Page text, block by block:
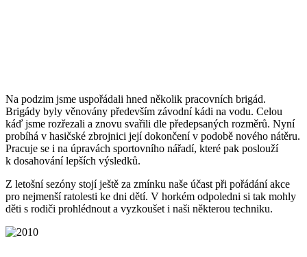
Na podzim jsme uspořádali hned několik pracovních brigád.
Brigády byly věnovány především závodní kádi na vodu. Celou
káď jsme rozřezali a znovu svařili dle předepsaných rozměrů. Nyní
probíhá v hasičské zbrojnici její dokončení v podobě nového nátěru.
Pracuje se i na úpravách sportovního nářadí, které pak poslouží
k dosahování lepších výsledků.
Z letošní sezóny stojí ještě za zmínku naše účast při pořádání akce
pro nejmenší ratolesti ke dni dětí. V horkém odpoledni si tak mohly
děti s rodiči prohlédnout a vyzkoušet i naši některou techniku.